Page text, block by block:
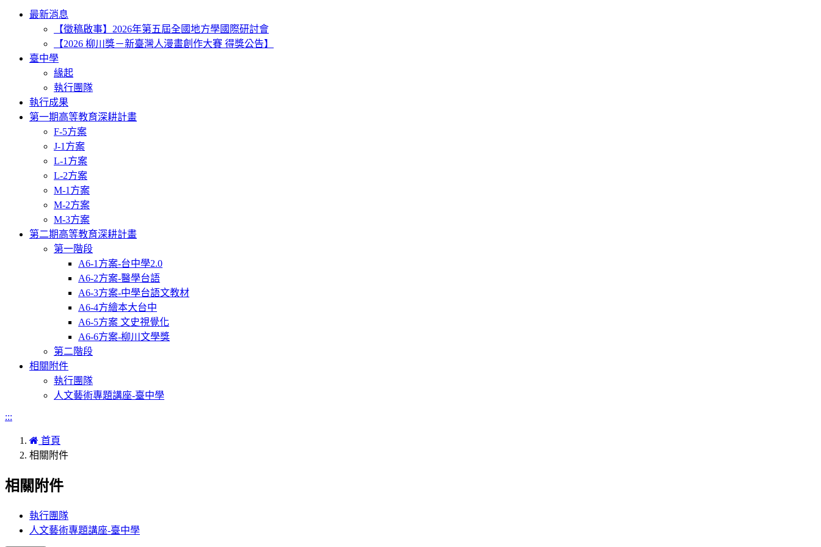
Toggle
navigation
最新消息
【徵稿啟事】2026年第五屆全國地方學國際研討會
【2026 柳川獎－新臺灣人漫畫創作大賽 得獎公告】
臺中學
緣起
執行團隊
執行成果
第一期高等教育深耕計畫
F-5方案
J-1方案
L-1方案
L-2方案
M-1方案
M-2方案
M-3方案
第二期高等教育深耕計畫
第一階段
A6-1方案-台中學2.0
A6-2方案-醫學台語
A6-3方案-中學台語文教材
A6-4方繪本大台中
A6-5方案 文史視覺化
A6-6方案-柳川文學獎
第二階段
相關附件
執行團隊
人文藝術專題講座-臺中學
:::
首頁
相關附件
相關附件
執行團隊
人文藝術專題講座-臺中學